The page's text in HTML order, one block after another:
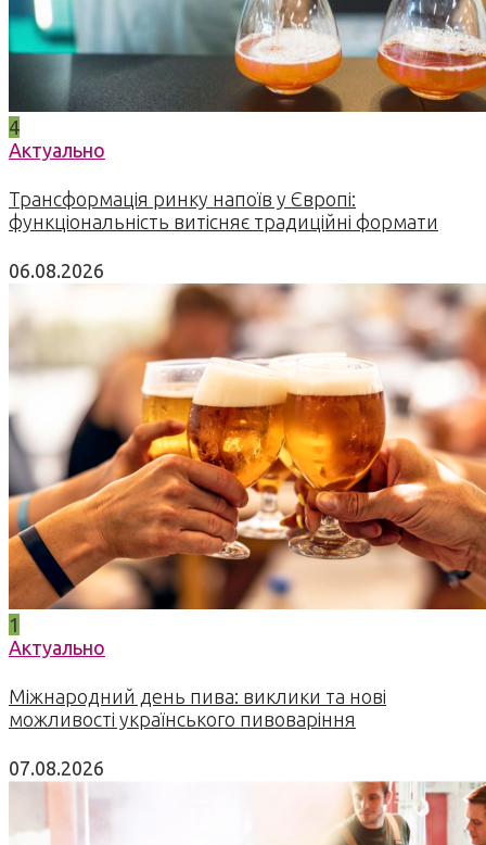
4
Актуально
Трансформація ринку напоїв у Європі:
функціональність витісняє традиційні формати
06.08.2026
1
Актуально
Міжнародний день пива: виклики та нові
можливості українського пивоваріння
07.08.2026